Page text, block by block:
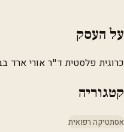
על העסק
כרוגית פלסטית ד"ר אורי ארד
קטגוריה
אסתטיקה רפואית